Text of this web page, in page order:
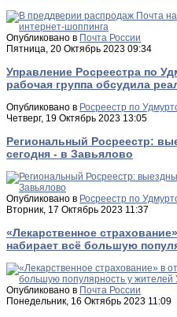
Опубликовано в Почта России
Пятница, 20 Октябрь 2023 09:34
Управление Росреестра по
рабочая группа обсудила
Опубликовано в Росреестр по
Четверг, 19 Октябрь 2023 13:05
Региональный Росреестр:
сегодня - в Завьялово
Опубликовано в Росреестр по
Вторник, 17 Октябрь 2023 11:37
«Лекарственное
набирает всё большую
Опубликовано в Почта России
Понедельник, 16 Октябрь 2023 11:09